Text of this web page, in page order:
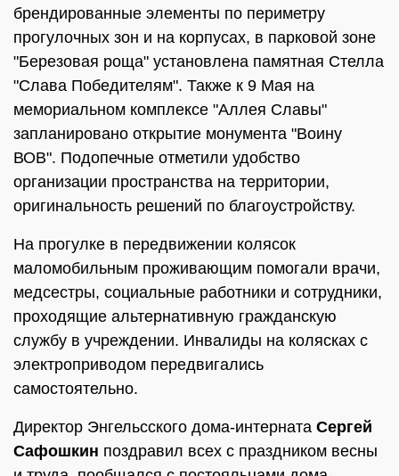
брендированные элементы по периметру
прогулочных зон и на корпусах, в парковой зоне
"Березовая роща" установлена памятная Стелла
"Слава Победителям". Также к 9 Мая на
мемориальном комплексе "Аллея Славы"
запланировано открытие монумента "Воину
ВОВ". Подопечные отметили удобство
организации пространства на территории,
оригинальность решений по благоустройству.
На прогулке в передвижении колясок
маломобильным проживающим помогали врачи,
медсестры, социальные работники и сотрудники,
проходящие альтернативную гражданскую
службу в учреждении. Инвалиды на колясках с
электроприводом передвигались
самостоятельно.
Директор Энгельсского дома-интерната Сергей
Сафошкин поздравил всех с праздником весны